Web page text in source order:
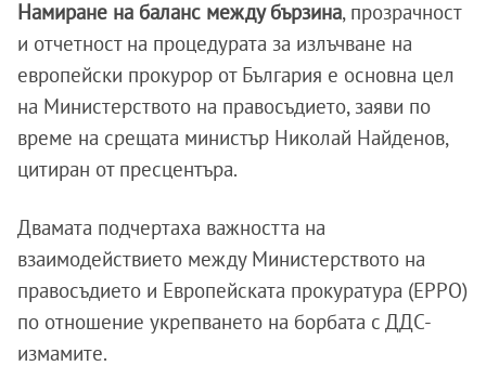
Намиране на баланс между бързина, прозрачност
и отчетност на процедурата за излъчване на
европейски прокурор от България е основна цел
на Министерството на правосъдието, заяви по
време на срещата министър Николай Найденов,
цитиран от пресцентъра.
Двамата подчертаха важността на
взаимодействието между Министерството на
правосъдието и Европейската прокуратура (EPPO)
по отношение укрепването на борбата с ДДС-
измамите.